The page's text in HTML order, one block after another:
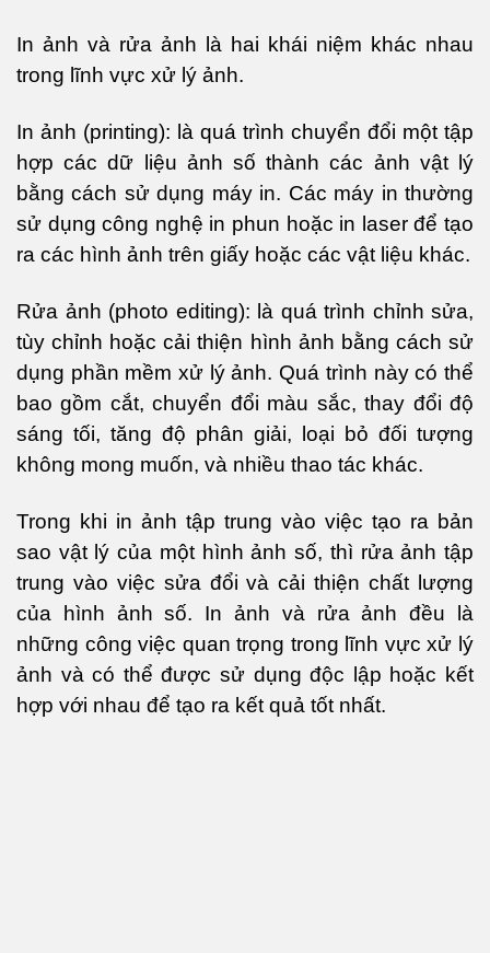
In ảnh và rửa ảnh là hai khái niệm khác nhau
trong lĩnh vực xử lý ảnh.
In ảnh (printing): là quá trình chuyển đổi một tập
hợp các dữ liệu ảnh số thành các ảnh vật lý
bằng cách sử dụng máy in. Các máy in thường
sử dụng công nghệ in phun hoặc in laser để tạo
ra các hình ảnh trên giấy hoặc các vật liệu khác.
Rửa ảnh (photo editing): là quá trình chỉnh sửa,
tùy chỉnh hoặc cải thiện hình ảnh bằng cách sử
dụng phần mềm xử lý ảnh. Quá trình này có thể
bao gồm cắt, chuyển đổi màu sắc, thay đổi độ
sáng tối, tăng độ phân giải, loại bỏ đối tượng
không mong muốn, và nhiều thao tác khác.
Trong khi in ảnh tập trung vào việc tạo ra bản
sao vật lý của một hình ảnh số, thì rửa ảnh tập
trung vào việc sửa đổi và cải thiện chất lượng
của hình ảnh số. In ảnh và rửa ảnh đều là
những công việc quan trọng trong lĩnh vực xử lý
ảnh và có thể được sử dụng độc lập hoặc kết
hợp với nhau để tạo ra kết quả tốt nhất.